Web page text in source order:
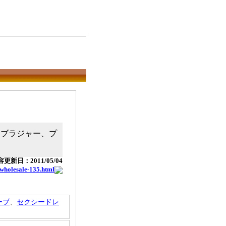
ラジャー、プ
更新日：2011/05/04
135.html
ブ、 セクシードレ